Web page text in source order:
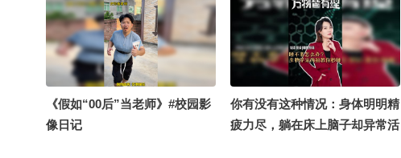
《假如“00后”当老师》#校园影
像日记
你有没有这种情况：身体明明精
疲力尽，躺在床上脑子却异常活